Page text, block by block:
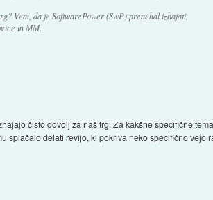
Vem, da je SoftwarePower (SwP) prenehal izhajati,
in MM.
čisto dovolj za naš trg. Za kakšne specifične
splačalo delati revijo, ki pokriva neko specifično vejo